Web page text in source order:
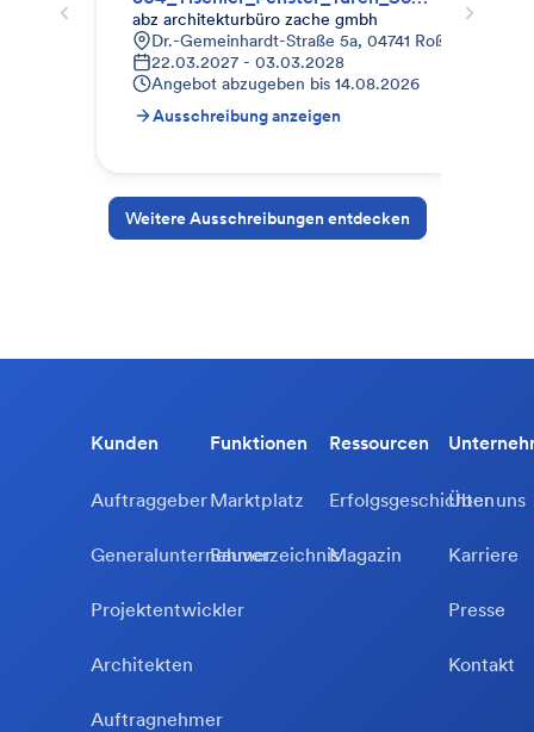
abz architekturbüro zache gmbh
Dr.-Gemeinhardt-Straße 5a, 04741 Roßwein,
22.03.2027 - 03.03.2028
Angebot abzugeben bis 14.08.2026
Ausschreibung anzeigen
Weitere Ausschreibungen entdecken
Kunden
Auftraggeber
Generalunternehmer
Projektentwickler
Architekten
Auftragnehmer
Funktionen
Marktplatz
Bauverzeichnis
Ressourcen
Erfolgsgeschichten
Magazin
Über uns
Karriere
Presse
Kontakt